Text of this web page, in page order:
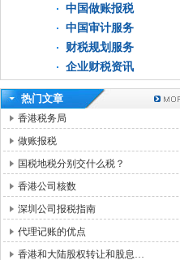
中国做账报税
中国审计服务
财税规划服务
企业财税资讯
热门文章
香港税务局
做账报税
国税地税分别交什么税？
香港公司核数
深圳公司报税指南
代理记账的优点
香港和大陆股权转让和股息…